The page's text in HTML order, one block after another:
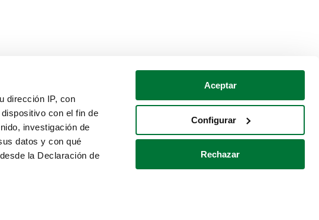
dirección IP, con
con el fin de
investigación de
datos y con qué
la Declaración de
Aceptar
Configurar
Rechazar